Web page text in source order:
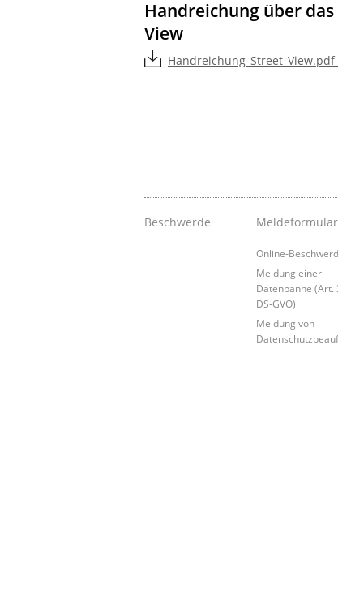
Handreichung über
View
Handreichung_Street_View.pdf
Beschwerde
Online-
Meldung einer
Datenpanne (Art.
DS-GVO)
Meldung von